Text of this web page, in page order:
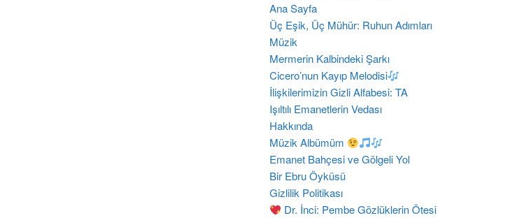
Ana Sayfa
Üç Eşik, Üç Mühür: Ruhun Adımları
Müzik
Mermerin Kalbindeki Şarkı
Cicero’nun Kayıp Melodisi
İlişkilerimizin Gizli Alfabesi: TA
​Işıltılı Emanetlerin Vedası
Hakkında
Müzik Albümüm
Emanet Bahçesi ve Gölgeli Yol
Bir Ebru Öyküsü
Gizlilik Politikası
Dr. İnci: Pembe Gözlüklerin Ötesi